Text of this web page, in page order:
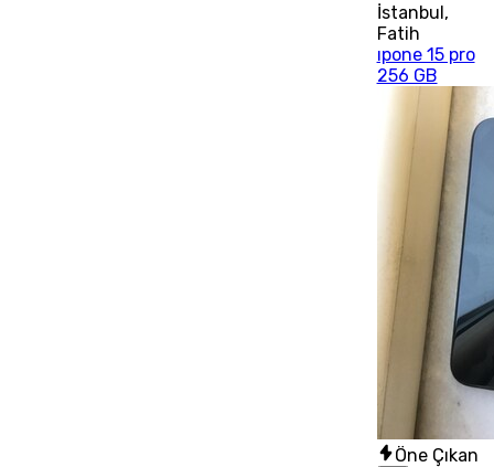
İstanbul,
Fatih
ıpone 15 pro
256 GB
Öne Çıkan